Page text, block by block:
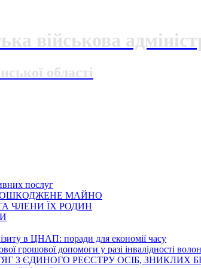
військова
області
послуг
МАЙНО
ЧЛЕНИ ЇХ РОДИН
в ЦНАП: поради для економії часу
грошової допомоги у разі інвалідності
З ЄДИНОГО РЕЄСТРУ ОСІБ, ЗНИКЛИХ